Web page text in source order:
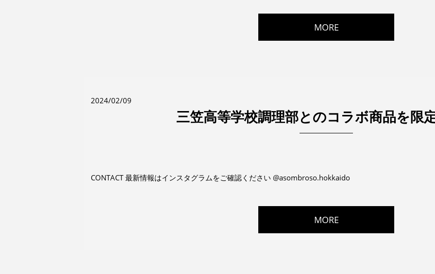
MORE
2024/02/09
三笠高等学校調理部とのコラボ商品を限
CONTACT 最新情報はインスタグラムをご確認ください @asombroso.hokkaido
MORE